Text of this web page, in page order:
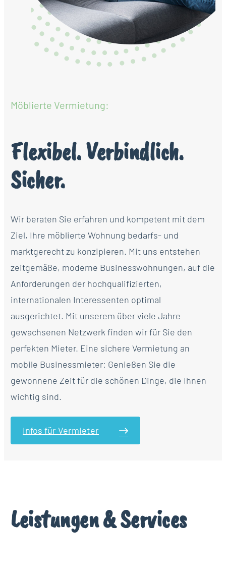
Flexibel. Verbindlich.
Sicher.
Möblierte Vermietung:
Wir beraten Sie erfahren und kompetent mit dem
Ziel, Ihre möblierte Wohnung bedarfs- und
marktgerecht zu konzipieren. Mit uns entstehen
zeitgemäße, moderne Businesswohnungen, auf die
Anforderungen der hochqualifizierten,
internationalen Interessenten optimal
ausgerichtet. Mit unserem über viele Jahre
gewachsenen Netzwerk finden wir für Sie den
perfekten Mieter. Eine sichere Vermietung an
mobile Businessmieter: Genießen Sie die
gewonnene Zeit für die schönen Dinge, die Ihnen
wichtig sind.
Infos für Vermieter
Leistungen & Services